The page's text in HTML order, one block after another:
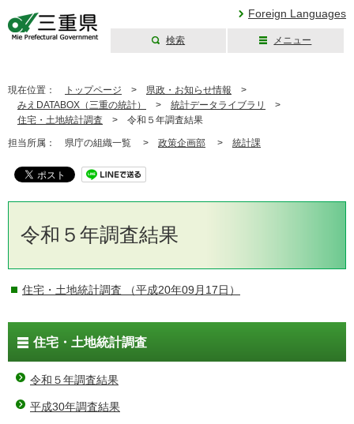
Foreign Languages
検索 メニュー
現在位置： トップページ > 県政・お知らせ情報 >
みえDATABOX（三重の統計）
> 統計データライブラリ
>
住宅・土地統計調査 > 令和５年調査結果
担当所属： 県庁の組織一覧 > 政策企画部 > 統計課
令和５年調査結果
住宅・土地統計調査 （平成20年09月17日）
住宅・土地統計調査
令和５年調査結果
平成30年調査結果